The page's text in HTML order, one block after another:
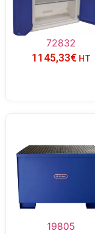
72832
1145,33€ HT
19805